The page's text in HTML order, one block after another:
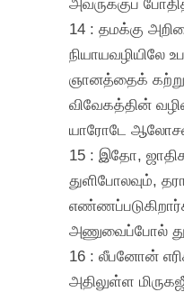
14 : தமக்கு
நியாயவழியிலே
ஞானத்தைக்
விவேகத்தின்
யாரோடே
15 : இதோ,
துளிபோலவும்,
அணுவைப்போல்
16 : லீபனோன்
அதிலுள்ள